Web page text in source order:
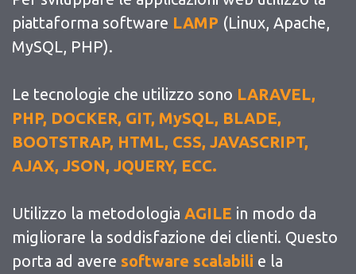
piattaforma software LAMP (Linux, Apache,
MySQL, PHP).
Le tecnologie che utilizzo sono LARAVEL,
PHP, DOCKER, GIT, MySQL, BLADE,
BOOTSTRAP, HTML, CSS, JAVASCRIPT,
AJAX, JSON, JQUERY, ECC.
Utilizzo la metodologia AGILE in modo da
migliorare la soddisfazione dei clienti. Questo
porta ad avere software scalabili e la